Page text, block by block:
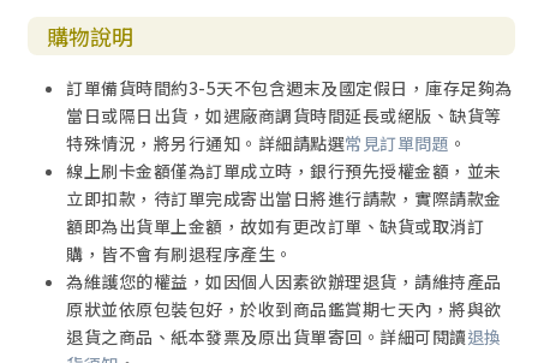
購物說明
訂單備貨時間約3-5天不包含週末及國定假日，庫存足夠為
當日或隔日出貨，如遇廠商調貨時間延長或絕版、缺貨等
特殊情況，將另行通知。詳細請點選常見訂單問題 。
線上刷卡金額僅為訂單成立時，銀行預先授權金額，並未
立即扣款，待訂單完成寄出當日將進行請款，實際請款金
額即為出貨單上金額，故如有更改訂單、缺貨或取消訂
購，皆不會有刷退程序產生。
為維護您的權益，如因個人因素欲辦理退貨，請維持產品
原狀並依原包裝包好，於收到商品鑑賞期七天內，將與欲
退貨之商品、紙本發票及原出貨單寄回。詳細可閱讀退換